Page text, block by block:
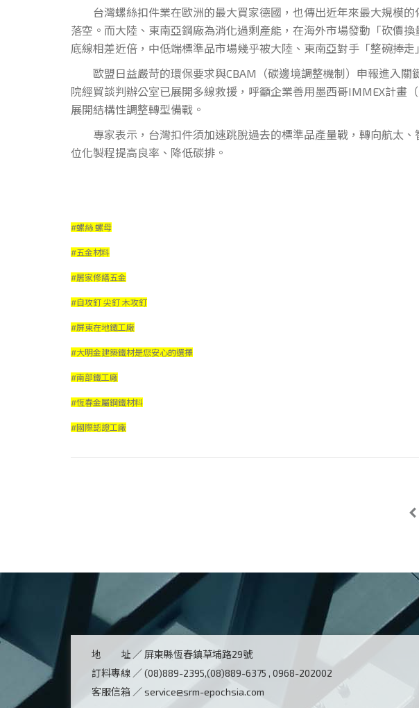
台灣螺絲扣件業在歐洲的最大買家德國，也傳出近年來最大規模的
落空。而大陸、東南亞鋼廠為消化過剩產能，在海外市場發動「砍價
底線相差近倍，中低端標準品市場幾乎被大陸、東南亞對手「整碗捧走
歐盟日益嚴苛的環保要求與CBAM（碳邊境調整機制）申報進入關
院經貿談判辦公室已展開多線救援，呼籲企業善用墨西哥IMMEX計畫
展開結構性調整轉型備戰。
專家表示，台灣扣件須加速跳脫過去的標準品產量戰，轉向航太、
位化製程提高良率、降低碳排。
#螺絲 螺母
#五金材料
#居家修繕五金
#自攻釘 尖釘 木攻釘
#屏東在地鐵工廠
#大明金建築鐵材是您安心的選擇
#南部鐵工廠
#恆春金屬鋼鐵材料
#國際認證工廠
地 址 ／ 屏東縣恆春鎮草埔路29號
訂料專線 ／(08)889-2395,(08)889-6375 , 0968-202002
客服信箱 ／service@srm-epochsia.com